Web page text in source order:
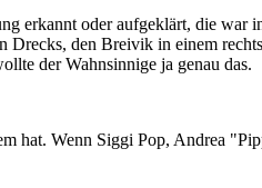
erkannt oder aufgeklärt, die
den Breivik in einem
der Wahnsinnige ja genau das.
hat. Wenn Siggi Pop, Andrea